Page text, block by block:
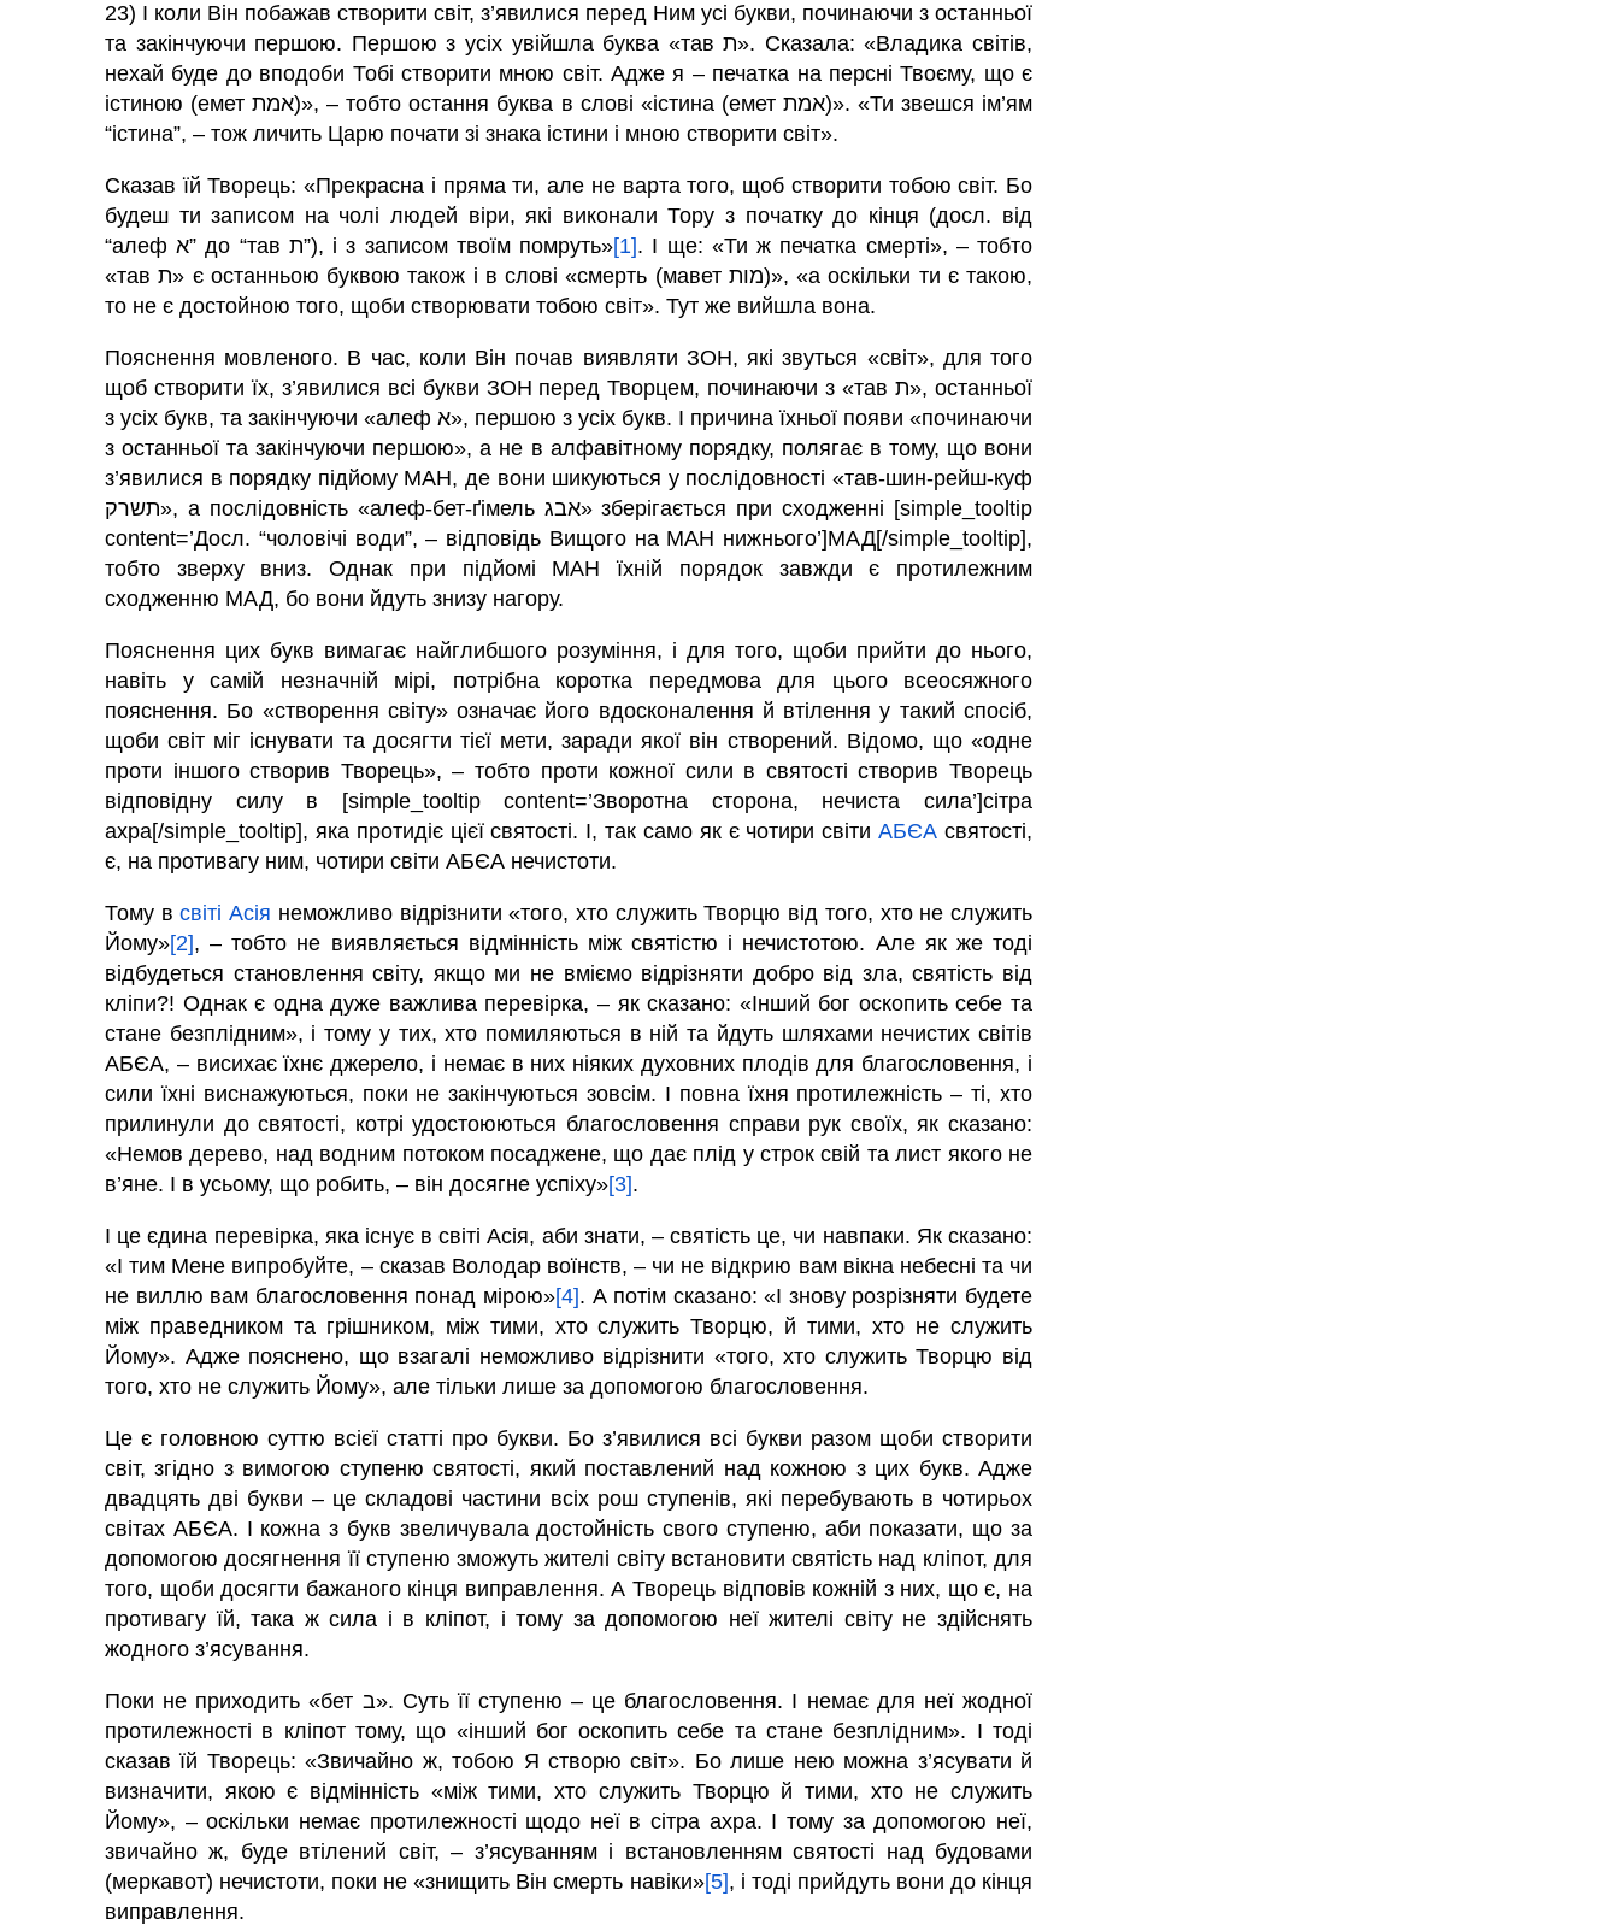
23) І коли Він побажав створити світ, з’явилися перед Ним усі букви, починаючи з останньої
та закінчуючи першою. Першою з усіх увійшла буква «тав ת». Сказала: «Владика світів,
нехай буде до вподоби Тобі створити мною світ. Адже я – печатка на персні Твоєму, що є
істиною (емет אמת)», – тобто остання буква в слові «істина (емет אמת)». «Ти звешся ім’ям
“істина”, – тож личить Царю почати зі знака істини і мною створити світ».
Сказав їй Творець: «Прекрасна і пряма ти, але не варта того, щоб створити тобою світ. Бо
будеш ти записом на чолі людей віри, які виконали Тору з початку до кінця (досл. від
“алеф א” до “тав ת”), і з записом твоїм помруть»[1]. І ще: «Ти ж печатка смерті», – тобто
«тав ת» є останньою буквою також і в слові «смерть (мавет מות)», «а оскільки ти є такою,
то не є достойною того, щоби створювати тобою світ». Тут же вийшла вона.
Пояснення мовленого. В час, коли Він почав виявляти ЗОН, які звуться «світ», для того
щоб створити їх, з’явилися всі букви ЗОН перед Творцем, починаючи з «тав ת», останньої
з усіх букв, та закінчуючи «алеф א», першою з усіх букв. І причина їхньої появи «починаючи
з останньої та закінчуючи першою», а не в алфавітному порядку, полягає в тому, що вони
з’явилися в порядку підйому МАН, де вони шикуються у послідовності «тав-шин-рейш-куф
תשרק», а послідовність «алеф-бет-ґімель אבג» зберігається при сходженні [simple_tooltip
content=’Досл. “чоловічі води”, – відповідь Вищого на МАН нижнього’]МАД[/simple_tooltip],
тобто зверху вниз. Однак при підйомі МАН їхній порядок завжди є протилежним
сходженню МАД, бо вони йдуть знизу нагору.
Пояснення цих букв вимагає найглибшого розуміння, і для того, щоби прийти до нього,
навіть у самій незначній мірі, потрібна коротка передмова для цього всеосяжного
пояснення. Бо «створення світу» означає його вдосконалення й втілення у такий спосіб,
щоби світ міг існувати та досягти тієї мети, заради якої він створений. Відомо, що «одне
проти іншого створив Творець», – тобто проти кожної сили в святості створив Творець
відповідну силу в [simple_tooltip content=’Зворотна сторона, нечиста сила’]сітра
ахра[/simple_tooltip], яка протидіє цієї святості. І, так само як є чотири світиАБЄАсвятості,
є, на противагу ним, чотири світи АБЄА нечистоти.
Тому всвіті Асія неможливо відрізнити «того, хто служить Творцю від того, хто не служить
Йому»[2], – тобто не виявляється відмінність між святістю і нечистотою. Але як же тоді
відбудеться становлення світу, якщо ми не вміємо відрізняти добро від зла, святість від
кліпи?! Однак є одна дуже важлива перевірка, – як сказано: «Інший бог оскопить себе та
стане безплідним», і тому у тих, хто помиляються в ній та йдуть шляхами нечистих світів
АБЄА, – висихає їхнє джерело, і немає в них ніяких духовних плодів для благословення, і
сили їхні виснажуються, поки не закінчуються зовсім. І повна їхня протилежність – ті, хто
прилинули до святості, котрі удостоюються благословення справи рук своїх, як сказано:
«Немов дерево, над водним потоком посаджене, що дає плід у строк свій та лист якого не
в’яне. І в усьому, що робить, – він досягне успіху»[3].
І це єдина перевірка, яка існує в світі Асія, аби знати, – святість це, чи навпаки. Як сказано:
«І тим Мене випробуйте, – сказав Володар воїнств, – чи не відкрию вам вікна небесні та чи
не виллю вам благословення понад мірою»[4]. А потім сказано: «І знову розрізняти будете
між праведником та грішником, між тими, хто служить Творцю, й тими, хто не служить
Йому». Адже пояснено, що взагалі неможливо відрізнити «того, хто служить Творцю від
того, хто не служить Йому», але тільки лише за допомогою благословення.
Це є головною суттю всієї статті про букви. Бо з’явилися всі букви разом щоби створити
світ, згідно з вимогою ступеню святості, який поставлений над кожною з цих букв. Адже
двадцять дві букви – це складові частини всіх рош ступенів, які перебувають в чотирьох
світах АБЄА. І кожна з букв звеличувала достойність свого ступеню, аби показати, що за
допомогою досягнення її ступеню зможуть жителі світу встановити святість над кліпот, для
того, щоби досягти бажаного кінця виправлення. А Творець відповів кожній з них, що є, на
противагу їй, така ж сила і в кліпот, і тому за допомогою неї жителі світу не здійснять
жодного з’ясування.
Поки не приходить «бет ב». Суть її ступеню – це благословення. І немає для неї жодної
протилежності в кліпот тому, що «інший бог оскопить себе та стане безплідним». І тоді
сказав їй Творець: «Звичайно ж, тобою Я створю світ». Бо лише нею можна з’ясувати й
визначити, якою є відмінність «між тими, хто служить Творцю й тими, хто не служить
Йому», – оскільки немає протилежності щодо неї в сітра ахра. І тому за допомогою неї,
звичайно ж, буде втілений світ, – з’ясуванням і встановленням святості над будовами
(меркавот) нечистоти, поки не «знищить Він смерть навіки»[5], і тоді прийдуть вони до кінця
виправлення.